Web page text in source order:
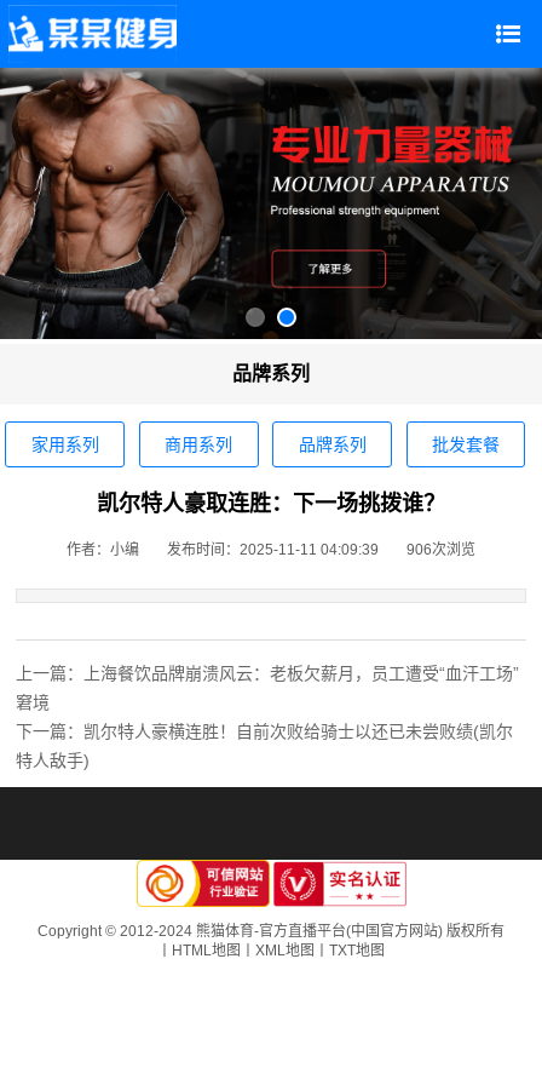
品牌系列
家用系列 商用系列 品牌系列 批发套餐
凯尔特人豪取连胜：下一场挑拨谁？
作者：小编 发布时间：2025-11-11 04:09:39 906次浏览
上一篇：上海餐饮品牌崩溃风云：老板欠薪月，员工遭受“血汗工场”
窘境
下一篇：凯尔特人豪横连胜！自前次败给骑士以还已未尝败绩(凯尔
特人敌手)
Copyright © 2012-2024 熊猫体育-官方直播平台(中国官方网站) 版权所有
HTML地图 XML地图 TXT地图